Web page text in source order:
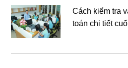
Cách kiểm tra
toán chi tiết